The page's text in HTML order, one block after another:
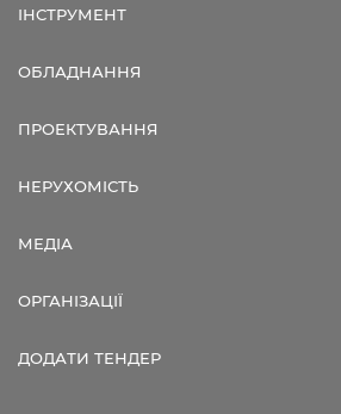
ІНСТРУМЕНТ
ОБЛАДНАННЯ
ПРОЕКТУВАННЯ
НЕРУХОМІСТЬ
МЕДІА
ОРГАНІЗАЦІЇ
ДОДАТИ ТЕНДЕР